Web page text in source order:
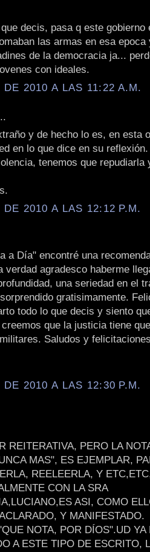
decis, pasa q este gobierno
las armas en esa epoca
de la democracia ja...
con ideales.
2010 A LAS 11:22 A.M.
y de hecho lo es, en esta
en lo que dice en su
tenemos que repudiarla
2010 A LAS 12:12 P.M.
a Día" encontré una
agradesco haberme
una seriedad en el
gratisimamente.
todo lo que decis y siento
que la justicia tiene
Saludos y
2010 A LAS 12:30 P.M.
REITERATIVA, PERO LA
MAS", ES EJEMPLAR,
REELEERLA, Y
CON LA SRA
ASI, COMO
Y MANIFESTADO.
NOTA, POR DÍOS".UD YA
A ESTE TIPO DE ESCRITO,